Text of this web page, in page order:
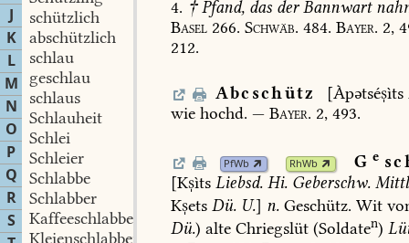
J
K
L
M
N
O
P
Q
R
S
schützlich
abschützlich
schlau
geschlau
schlaus
Schlauheit
Schlei
Schleier
Schlabbe
Schlabber
Kaffeeschlabber
Kleienschlabber
4. † Pfand, das derBannwart
Basel 266. Schwäb. 484. Bayer. 2,
212.
Abcschütz [Àpətséìts
wie hochd. — Bayer. 2, 493.
PfWb RhWb G e
[Kìts Liebsd. Hi. Geberschw.
Kets Dü. U.] n. Geschütz. Wit
Dü.) alte Chriegslüt (Soldaten)